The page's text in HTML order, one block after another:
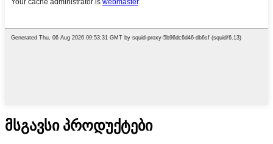
მსგავსი პროდუქტები